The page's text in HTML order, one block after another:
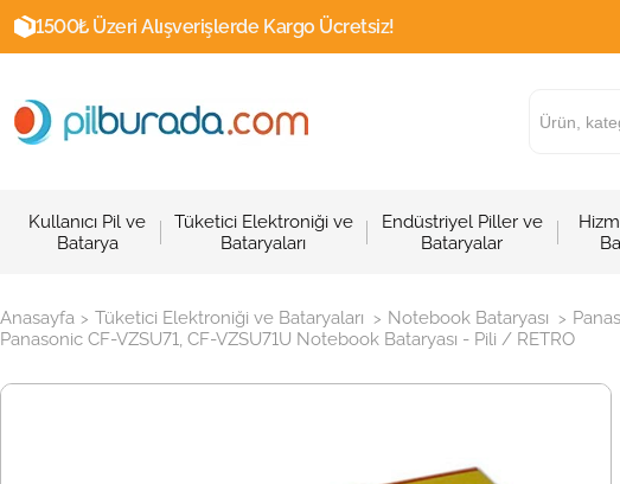
1500₺ Üzeri Alışverişlerde Kargo Ücretsiz!
Kullanıcı Pil ve
Batarya
Tüketici Elektroniği ve
Bataryaları
Endüstriyel Piller ve
Bataryalar
Anasayfa > Tüketici Elektroniği ve Bataryaları > Notebook Bataryası >
Panasonic CF-VZSU71, CF-VZSU71U Notebook Bataryası - Pili / RETRO